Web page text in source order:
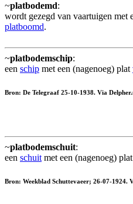
~platbodemd:
wordt gezegd van vaartuigen met
platboomd.
~platbodemschip:
een schip met een (nagenoeg) plat
Bron: De Telegraaf 25-10-1938. Via
~platbodemschuit:
een schuit met een (nagenoeg) plat
Bron: Weekblad Schuttevaeer; 26-07-1924.